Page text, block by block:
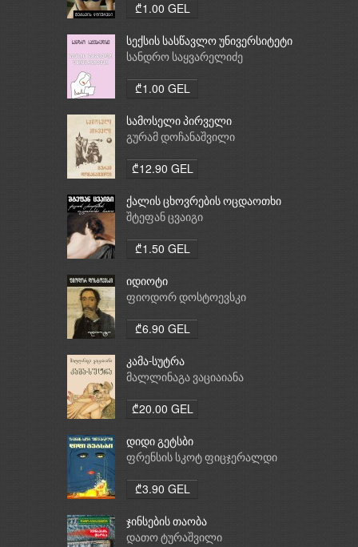
₾1.00 GEL
სექსის სასწავლო უნივერსიტეტი
სანდრო საყვარელიძე
₾1.00 GEL
სამოსელი პირველი
გურამ დოჩანაშვილი
₾12.90 GEL
ქალის ცხოვრების ოცდაოთხი
საათი
შტეფან ცვაიგი
₾1.50 GEL
იდიოტი
ფიოდორ დოსტოევსკი
₾6.90 GEL
კამა-სუტრა
მალლინაგა ვაციაიანა
₾20.00 GEL
დიდი გეტსბი
ფრენსის სკოტ ფიცჯერალდი
₾3.90 GEL
ჯინსების თაობა
დათო ტურაშვილი